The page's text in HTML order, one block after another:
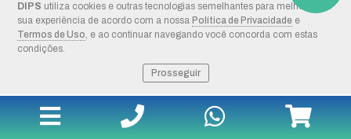
DIPS utiliza cookies e outras tecnologias semelhantes para melhorar a
sua experiência de acordo com a nossa Política de Privacidade e
Termos de Uso, e ao continuar navegando você concorda com estas
condições.
Prosseguir
Modelo: DWST08201
Segmento: MALETAS DE FERRAMENTAS
Fabricante: DEWALT
+ DETALHES
COMPRAR PELO WHATSAPP